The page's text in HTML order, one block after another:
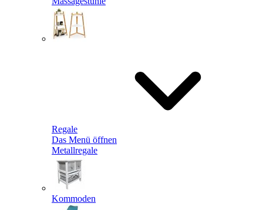
Regale
Das Menü öffnen
Metallregale
Kommoden